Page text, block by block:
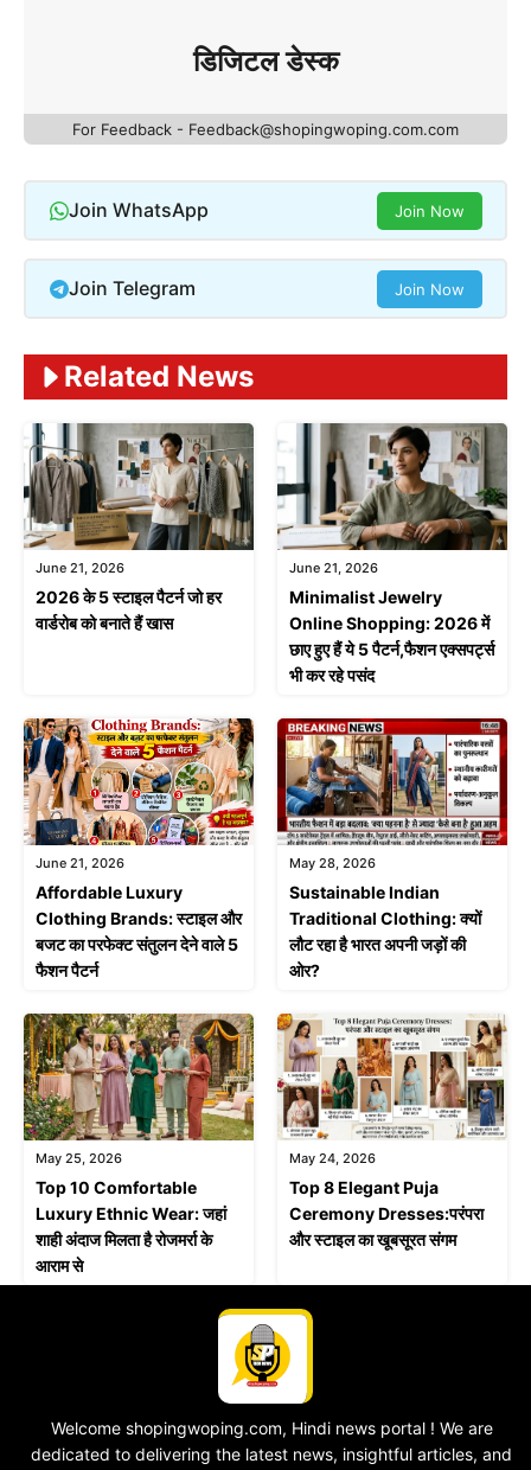
डिजिटल डेस्क
For Feedback - Feedback@shopingwoping.com.com
Join WhatsApp Join Now
Join Telegram Join Now
Related News
June 21, 2026
2026 के 5 स्टाइल पैटर्न जो हर
वार्डरोब को बनाते हैं खास
June 21, 2026
Minimalist Jewelry
Online Shopping: 2026 में
छाए हुए हैं ये 5 पैटर्न,फैशन एक्सपर्ट्स
भी कर रहे पसंद
June 21, 2026
Affordable Luxury
Clothing Brands: स्टाइल और
बजट का परफेक्ट संतुलन देने वाले 5
फैशन पैटर्न
May 28, 2026
Sustainable Indian
Traditional Clothing: क्यों
लौट रहा है भारत अपनी जड़ों की
ओर?
May 25, 2026
Top 10 Comfortable
Luxury Ethnic Wear: जहां
शाही अंदाज मिलता है रोजमर्रा के
आराम से
May 24, 2026
Top 8 Elegant Puja
Ceremony Dresses:परंपरा
और स्टाइल का खूबसूरत संगम
Welcome shopingwoping.com, Hindi news portal ! We are
dedicated to delivering the latest news, insightful articles, and